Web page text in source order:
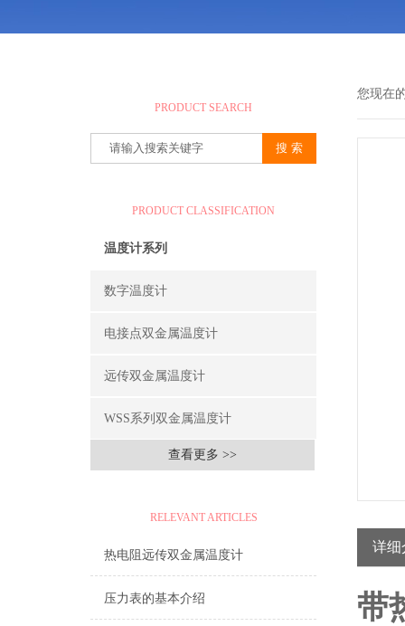
PRODUCT SEARCH
PRODUCT CLASSIFICATION
温度计系列
数字温度计
电接点双金属温度计
远传双金属温度计
WSS系列双金属温度计
查看更多 >>
RELEVANT ARTICLES
热电阻远传双金属温度计
压力表的基本介绍
您现在
详细
带